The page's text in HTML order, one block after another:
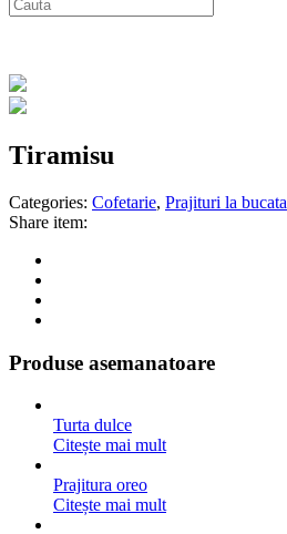
Tiramisu
Categories: Cofetarie, Prajituri la bucata
Share item:
Produse asemanatoare
Turta dulce
Citește mai mult
Prajitura oreo
Citește mai mult